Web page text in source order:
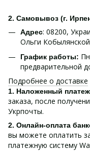
2. Самовывоз (г.
Адрес: 08200,
Ольги
График работы:
предварительной
Подробнее о доставке
1. Наложенный
заказа, после
Укрпочты.
2. Онлайн-оплата
вы можете оплатить
платежную систему